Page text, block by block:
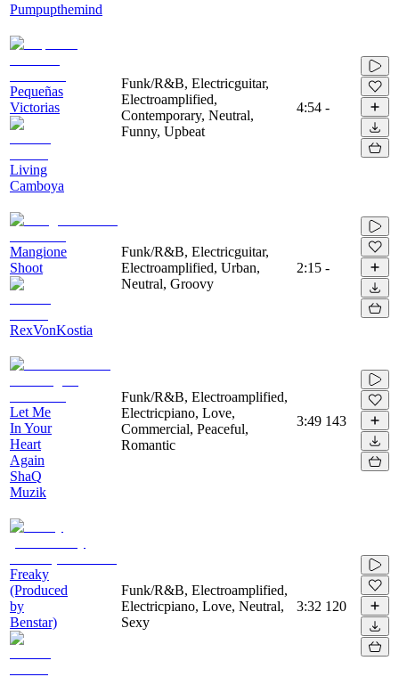
Pumpupthemind
Pequeñas
Victorias
Living
Camboya
Funk/R&B, Electricguitar,
Electroamplified,
Contemporary, Neutral,
Funny, Upbeat
4:54 -
Mangione
Shoot
RexVonKostia
Funk/R&B, Electricguitar,
Electroamplified, Urban,
Neutral, Groovy
2:15 -
Let Me
In Your
Heart
Again
ShaQ
Muzik
Funk/R&B, Electroamplified,
Electricpiano, Love,
Commercial, Peaceful,
Romantic
3:49 143
Freaky
(Produced
by
Benstar)
Funk/R&B, Electroamplified,
Electricpiano, Love, Neutral,
Sexy
3:32 120